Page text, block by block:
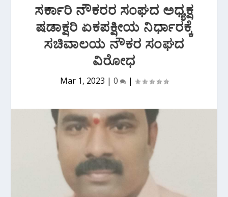
ಸರ್ಕಾರಿ ನೌಕರರ ಸಂಘದ ಅಧ್ಯಕ್ಷ
ಷಡಾಕ್ಷರಿ ಏಕಪಕ್ಷೀಯ ನಿರ್ಧಾರಕ್ಕೆ
ಸಚಿವಾಲಯ ನೌಕರ ಸಂಘದ
ವಿರೋಧ
Mar 1, 2023 | 0 |